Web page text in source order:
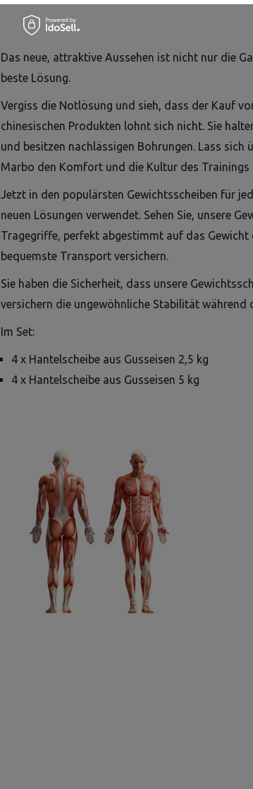
Das neue, attraktive Aussehen ist nicht nur die
beste Lösung.
Vergiss die Notlösung und sieh, dass der Kauf
chinesischen Produkten lohnt sich nicht. Sie
und besitzen nachlässigen Bohrungen. Lass sich
Marbo den Komfort und die Kultur des Trainings
Jetzt in den populärsten Gewichtsscheiben für
neuen Lösungen verwendet. Sehen Sie, unsere
Tragegriffe, perfekt abgestimmt auf das Gewicht
bequemste Transport versichern.
Sie haben die Sicherheit, dass unsere
versichern die ungewöhnliche Stabilität während
Im Set:
4 x Hantelscheibe aus Gusseisen 2,5 kg
4 x Hantelscheibe aus Gusseisen 5 kg